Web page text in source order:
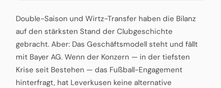
Double-Saison und Wirtz-Transfer haben die Bilanz
auf den stärksten Stand der Clubgeschichte
gebracht. Aber: Das Geschäftsmodell steht und fällt
mit Bayer AG. Wenn der Konzern — in der tiefsten
Krise seit Bestehen — das Fußball-Engagement
hinterfragt, hat Leverkusen keine alternative